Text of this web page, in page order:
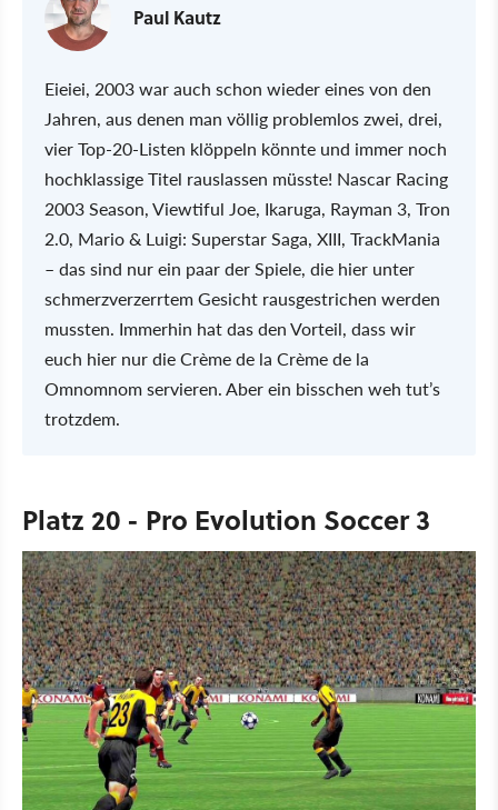
Paul Kautz
Eieiei, 2003 war auch schon wieder eines von den
Jahren, aus denen man völlig problemlos zwei, drei,
vier Top-20-Listen klöppeln könnte und immer noch
hochklassige Titel rauslassen müsste! Nascar Racing
2003 Season, Viewtiful Joe, Ikaruga, Rayman 3, Tron
2.0, Mario & Luigi: Superstar Saga, XIII, TrackMania
– das sind nur ein paar der Spiele, die hier unter
schmerzverzerrtem Gesicht rausgestrichen werden
mussten. Immerhin hat das den Vorteil, dass wir
euch hier nur die Crème de la Crème de la
Omnomnom servieren. Aber ein bisschen weh tut’s
trotzdem.
Platz 20 - Pro Evolution Soccer 3